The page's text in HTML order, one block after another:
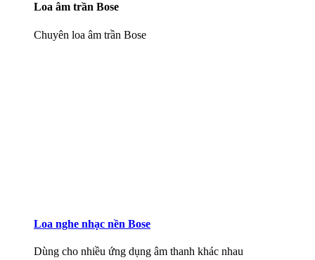
Loa âm trần Bose
Chuyên loa âm trần Bose
Loa nghe nhạc nền Bose
Dùng cho nhiều ứng dụng âm thanh khác nhau